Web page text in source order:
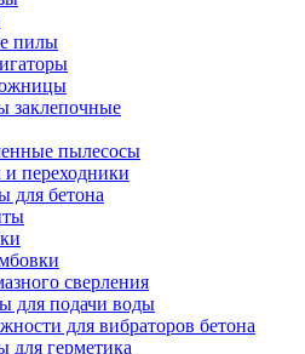
пилы
заклепочные
пылесосы
переходники
для бетона
сверления
для подачи воды
для вибраторов бетона
для герметика